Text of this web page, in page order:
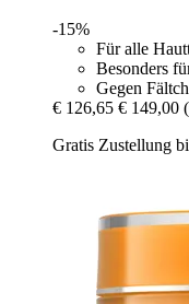
-15%
Für alle
Besonders
Gegen
€ 126,65 € 149,00
Gratis Zustellung